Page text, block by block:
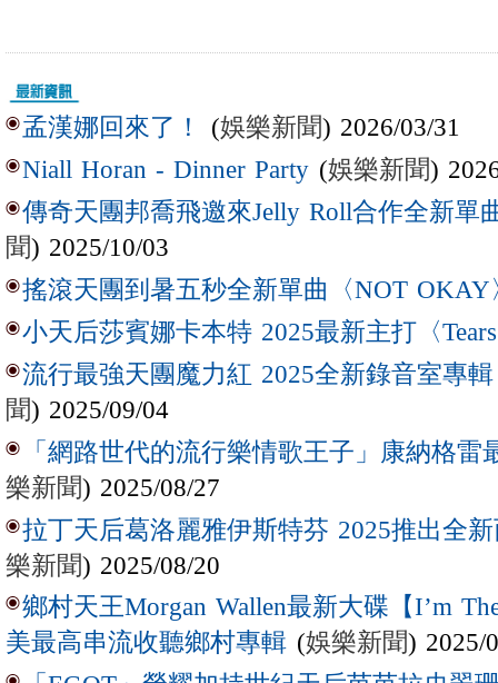
孟漢娜回來了！ (娛樂新聞) 2026/03/31
Niall Horan - Dinner Party (娛樂新聞)
傳奇天團邦喬飛邀來Jelly Roll合作全新單
聞) 2025/10/03
搖滾天團到暑五秒全新單曲〈NOT OKAY
小天后莎賓娜卡本特 2025最新主打〈
流行最強天團魔力紅 2025全新錄音室專
聞) 2025/09/04
「網路世代的流行樂情歌王子」康納格雷
樂新聞) 2025/08/27
拉丁天后葛洛麗雅伊斯特芬 2025推出全新
樂新聞) 2025/08/20
鄉村天王Morgan Wallen最新大碟【I’m
美最高串流收聽鄉村專輯 (娛樂新聞) 2025/